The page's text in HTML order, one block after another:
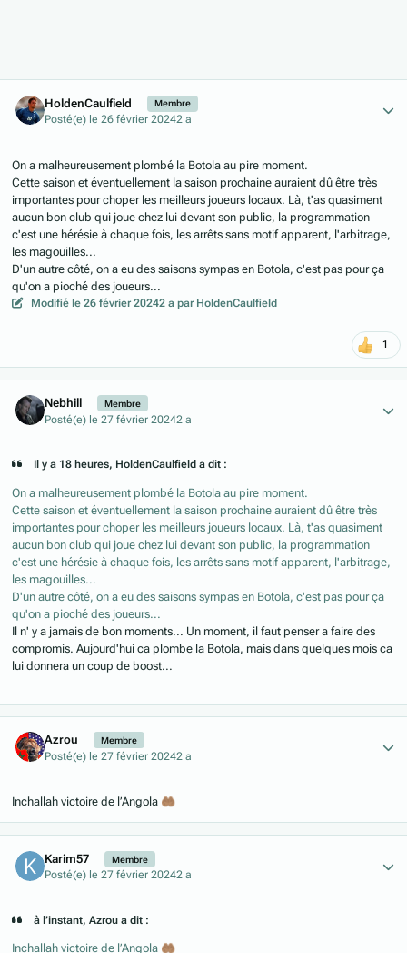
HoldenCaulfield Membre
Posté(e) le 26 février 20242 a
On a malheureusement plombé la Botola au pire moment.
Cette saison et éventuellement la saison prochaine auraient dû être très
importantes pour choper les meilleurs joueurs locaux. Là, t'as quasiment
aucun bon club qui joue chez lui devant son public, la programmation
c'est une hérésie à chaque fois, les arrêts sans motif apparent, l'arbitrage,
les magouilles...
D'un autre côté, on a eu des saisons sympas en Botola, c'est pas pour ça
qu'on a pioché des joueurs...
Modifiéle 26 février 20242 a par HoldenCaulfield
1
Nebhill Membre
Posté(e) le 27 février 20242 a
Il y a 18 heures, HoldenCaulfield a dit :
On a malheureusement plombé la Botola au pire moment.
Cette saison et éventuellement la saison prochaine auraient dû être très
importantes pour choper les meilleurs joueurs locaux. Là, t'as quasiment
aucun bon club qui joue chez lui devant son public, la programmation
c'est une hérésie à chaque fois, les arrêts sans motif apparent, l'arbitrage,
les magouilles...
D'un autre côté, on a eu des saisons sympas en Botola, c'est pas pour ça
qu'on a pioché des joueurs...
Il n' y a jamais de bon moments... Un moment, il faut penser a faire des
compromis. Aujourd'hui ca plombe la Botola, mais dans quelques mois ca
lui donnera un coup de boost...
Azrou Membre
Posté(e) le 27 février 20242 a
Inchallah victoire de l’Angola 🤲🏽
Karim57 Membre
Posté(e) le 27 février 20242 a
à l’instant, Azrou a dit :
Inchallah victoire de l’Angola 🤲🏽